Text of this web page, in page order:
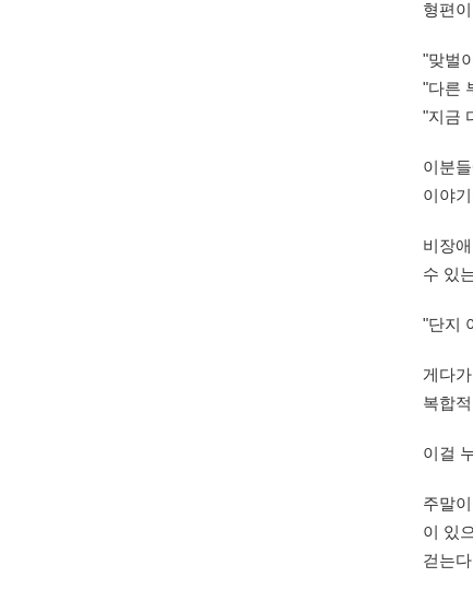
형편
"맞벌
"다른
"지금
이분
이야
비장
수 있
"단지
게다
복합
이걸
주말
이 있
걷는